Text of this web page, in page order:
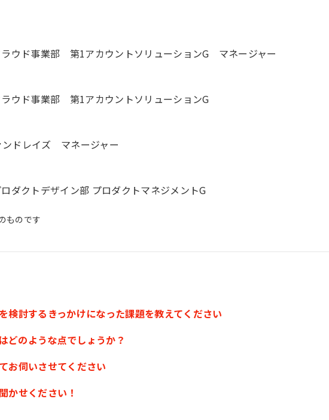
ウド事業部 第1アカウントソリューションG マネージャー
ウド事業部 第1アカウントソリューションG
ドレイズ マネージャー
ダクトデザイン部 プロダクトマネジメントG
ものです
検討するきっかけになった課題を教えてください
どのような点でしょうか？
お伺いさせてください
かせください！